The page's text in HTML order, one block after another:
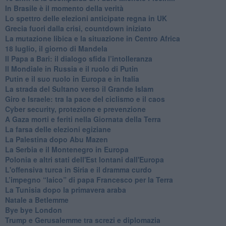
In Brasile è il momento della verità
Lo spettro delle elezioni anticipate regna in UK
Grecia fuori dalla crisi, countdown iniziato
La mutazione libica e la situazione in Centro Africa
18 luglio, il giorno di Mandela
Il Papa a Bari: il dialogo sfida l’intolleranza
Il Mondiale in Russia e il ruolo di Putin
Putin e il suo ruolo in Europa e in Italia
La strada del Sultano verso il Grande Islam
Giro e Israele: tra la pace del ciclismo e il caos
Cyber security, protezione e prevenzione
A Gaza morti e feriti nella Giornata della Terra
La farsa delle elezioni egiziane
La Palestina dopo Abu Mazen
La Serbia e il Montenegro in Europa
Polonia e altri stati dell'Est lontani dall'Europa
L'offensiva turca in Siria e il dramma curdo
L’impegno “laico” di papa Francesco per la Terra
La Tunisia dopo la primavera araba
Natale a Betlemme
Bye bye London
Trump e Gerusalemme tra screzi e diplomazia